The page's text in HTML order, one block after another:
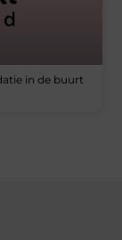
in de buurt